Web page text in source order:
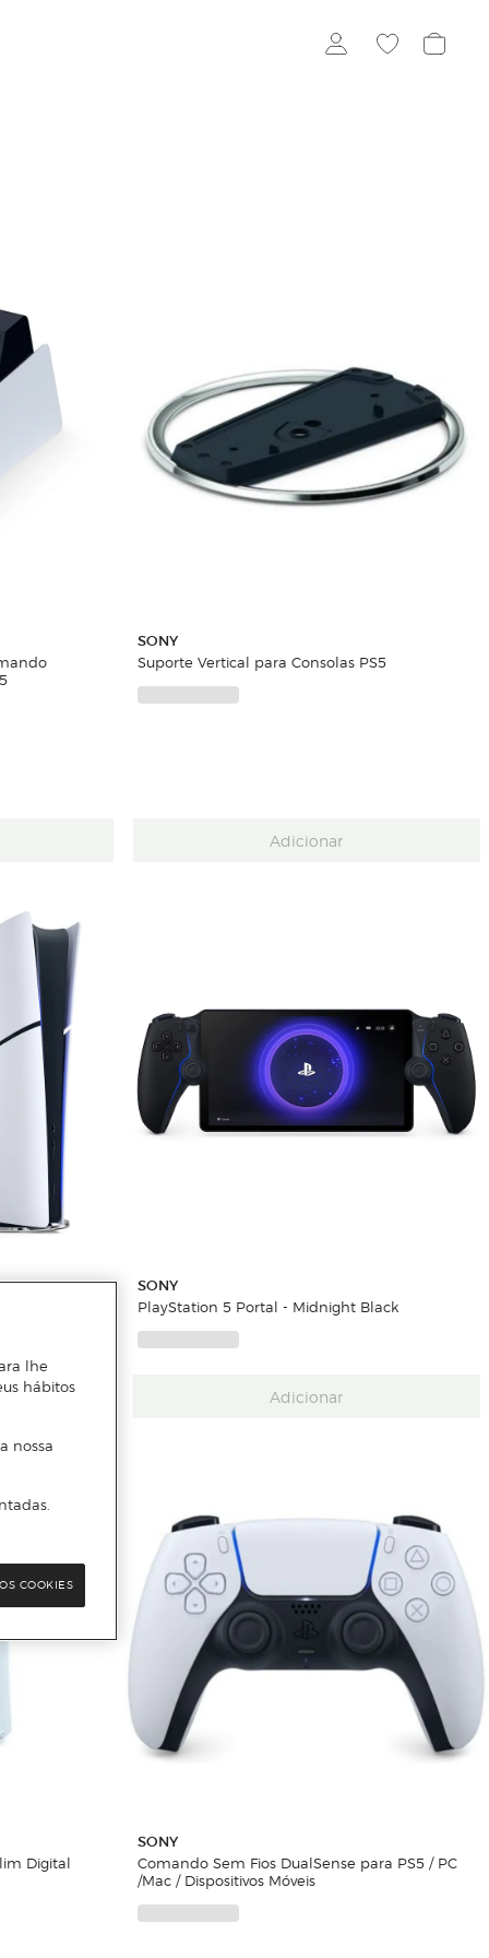
SONY
Suporte Vertical para Consolas PS5
Adicionar
SONY
PlayStation 5 Portal - Midnight Black
Adicionar
Digital
SONY
Comando Sem Fios DualSense para PS5 / PC
/Mac / Dispositivos Móveis
lhe
hábitos
nossa
COOKIES